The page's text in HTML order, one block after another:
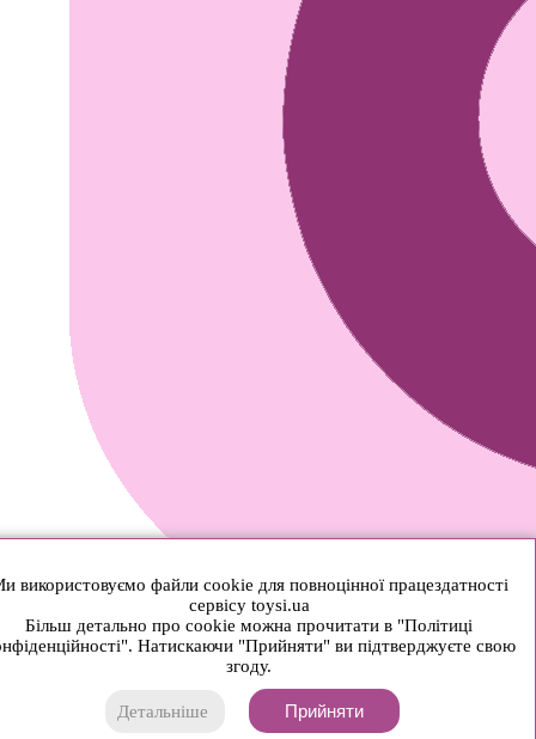
використовуємо файли cookie для повноцінної працездатності
сервісу toysi.ua
Більш детально про cookie можна прочитати в "Політиці
Натискаючи "Прийняти" ви підтверджуєте свою
згоду.
Детальніше Прийняти
© 2026 Toysi.ua